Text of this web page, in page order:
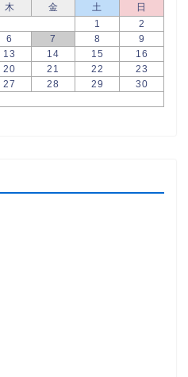
木 金 土
日
1
2
6 7 8
9
13 14 15
16
20 21 22
23
27 28 29
30